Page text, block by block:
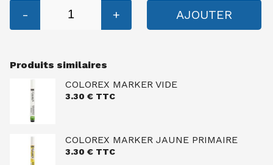
- + AJOUTER
Produits similaires
COLOREX MARKER VIDE
3.30 € TTC
COLOREX MARKER JAUNE PRIMAIRE
3.30 € TTC